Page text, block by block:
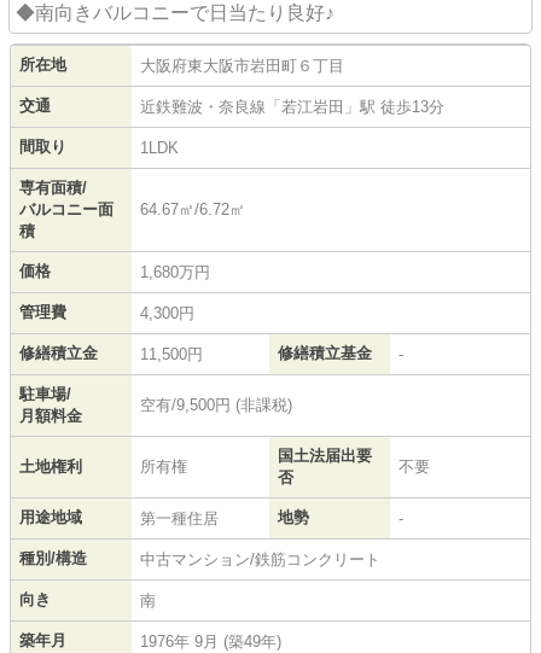
◆南向きバルコニーで日当たり良好♪
所在地 大阪府東大阪市岩田町 ６丁目
交通 近鉄難波・奈良線 「 若江岩田 」駅 徒歩13分
間取り 1LDK
専有面積/
バルコニー面
積
64.67㎡/6.72㎡
価格 1,680万円
管理費 4,300円
修繕積立金 11,500円 修繕積立基金 -
駐車場/
月額料金
空有/9,500円 (非課税)
土地権利 所有権
国土法届出要
否
不要
用途地域 第一種住居 地勢 -
種別/構造 中古マンション/鉄筋コンクリート
向き 南
築年月 1976年 9月 (築49年)